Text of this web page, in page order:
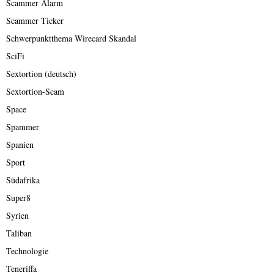
Scammer Alarm
Scammer Ticker
Schwerpunktthema Wirecard Skandal
SciFi
Sextortion (deutsch)
Sextortion-Scam
Space
Spammer
Spanien
Sport
Südafrika
Super8
Syrien
Taliban
Technologie
Teneriffa